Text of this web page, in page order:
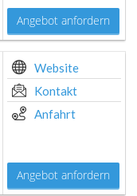
Angebot anfordern
Website
Kontakt
Anfahrt
Angebot anfordern